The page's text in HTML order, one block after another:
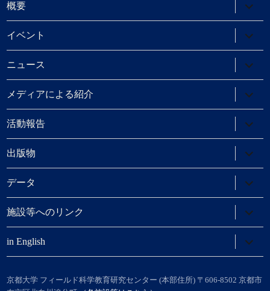
概要
ブ
メ
ニ
ュ
ー
を
展
開
イベント
ブ
メ
ニ
ュ
ー
を
展
開
ニュース
ブ
メ
ニ
ュ
ー
を
展
開
メディアによる紹介
ブ
メ
ニ
ュ
ー
を
展
開
活動報告
ブ
メ
ニ
ュ
ー
を
展
開
出版物
ブ
メ
ニ
ュ
ー
を
展
開
データ
ブ
メ
ニ
ュ
ー
を
展
開
施設等へのリンク
ブ
メ
ニ
ュ
ー
展
開
in English
ブ
メ
ュ
ー
京都大学 フィールド科学教育研究センター (本部住所) 〒606-8502 京都市